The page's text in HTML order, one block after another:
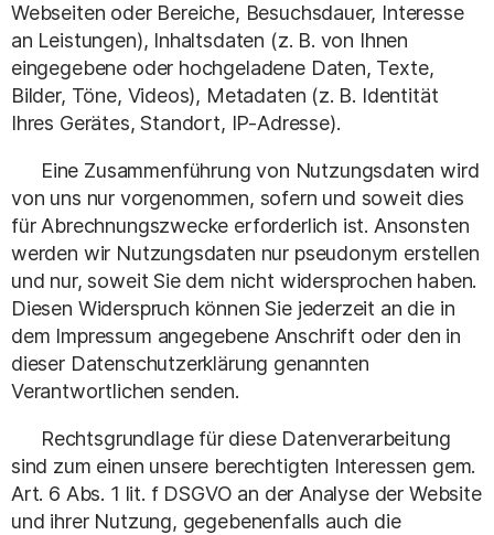
Webseiten oder Bereiche, Besuchsdauer, Interesse
an Leistungen), Inhaltsdaten (z. B. von Ihnen
eingegebene oder hochgeladene Daten, Texte,
Bilder, Töne, Videos), Metadaten (z. B. Identität
Ihres Gerätes, Standort, IP-Adresse).
Eine Zusammenführung von Nutzungsdaten wird
von uns nur vorgenommen, sofern und soweit dies
für Abrechnungszwecke erforderlich ist. Ansonsten
werden wir Nutzungsdaten nur pseudonym erstellen
und nur, soweit Sie dem nicht widersprochen haben.
Diesen Widerspruch können Sie jederzeit an die in
dem Impressum angegebene Anschrift oder den in
dieser Datenschutzerklärung genannten
Verantwortlichen senden.
Rechtsgrundlage für diese Datenverarbeitung
sind zum einen unsere berechtigten Interessen gem.
Art. 6 Abs. 1 lit. f DSGVO an der Analyse der Website
und ihrer Nutzung, gegebenenfalls auch die